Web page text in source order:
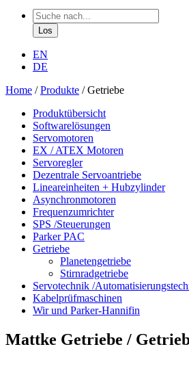
EN
DE
Home /Produkte /Getriebe
Produktübersicht
Softwarelösungen
Servomotoren
EX / ATEX Motoren
Servoregler
Dezentrale Servoantriebe
Lineareinheiten + Hubzylinder
Asynchronmotoren
Frequenzumrichter
SPS /Steuerungen
Parker PAC
Getriebe
Planetengetriebe
Stirnradgetriebe
Servotechnik /
Kabelprüfmaschinen
Wir und Parker-Hannifin
Mattke Getriebe /